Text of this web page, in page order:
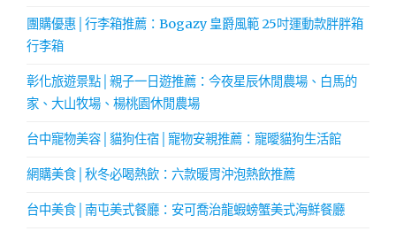
團購優惠│行李箱推薦：Bogazy 皇爵風範 25吋運動款胖胖箱
行李箱
彰化旅遊景點│親子一日遊推薦：今夜星辰休閒農場、白馬的
家、大山牧場、楊桃園休閒農場
台中寵物美容│貓狗住宿│寵物安親推薦：寵曖貓狗生活館
網購美食│秋冬必喝熱飲：六款暖胃沖泡熱飲推薦
台中美食│南屯美式餐廳：安可喬治龍蝦螃蟹美式海鮮餐廳